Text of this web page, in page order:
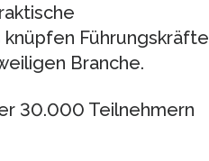
Führungskräfte
Branche.
30.000 Teilnehmern